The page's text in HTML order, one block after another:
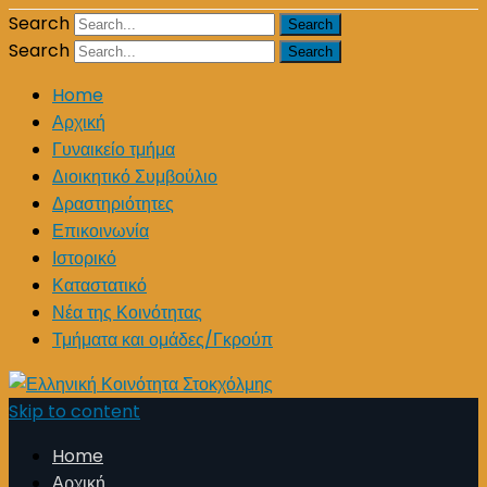
Search
Search
Home
Αρχική
Γυναικείο τμήμα
Διοικητικό Συμβούλιο
Δραστηριότητες
Επικοινωνία
Ιστορικό
Καταστατικό
Νέα της Κοινότητας
Τμήματα και ομάδες/Γκρούπ
Skip to content
Home